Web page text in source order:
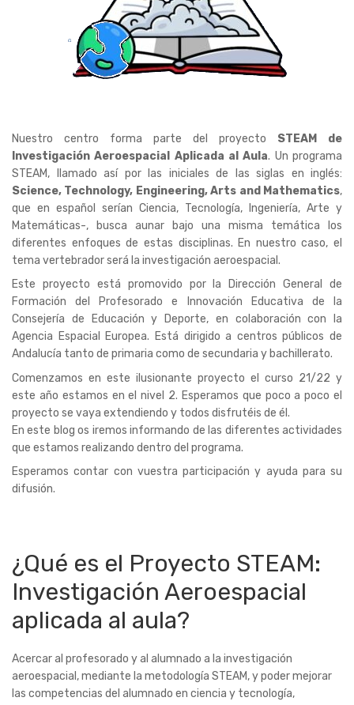
Nuestro centro forma parte del proyecto STEAM de
Investigación Aeroespacial Aplicada al Aula. Un programa
STEAM, llamado así por las iniciales de las siglas en inglés:
Science, Technology, Engineering, Arts and Mathematics,
que en español serían Ciencia, Tecnología, Ingeniería, Arte y
Matemáticas-, busca aunar bajo una misma temática los
diferentes enfoques de estas disciplinas. En nuestro caso, el
tema vertebrador será la investigación aeroespacial.
Este proyecto está promovido por la Dirección General de
Formación del Profesorado e Innovación Educativa de la
Consejería de Educación y Deporte, en colaboración con la
Agencia Espacial Europea. Está dirigido a centros públicos de
Andalucía tanto de primaria como de secundaria y bachillerato.
Comenzamos en este ilusionante proyecto el curso 21/22 y
este año estamos en el nivel 2. Esperamos que poco a poco el
proyecto se vaya extendiendo y todos disfrutéis de él.
En este blog os iremos informando de las diferentes actividades
que estamos realizando dentro del programa.
Esperamos contar con vuestra participación y ayuda para su
difusión.
¿Qué es el Proyecto STEAM:
Investigación Aeroespacial
aplicada al aula?
Acercar al profesorado y al alumnado a la investigación
aeroespacial, mediante la metodología STEAM, y poder mejorar
las competencias del alumnado en ciencia y tecnología,